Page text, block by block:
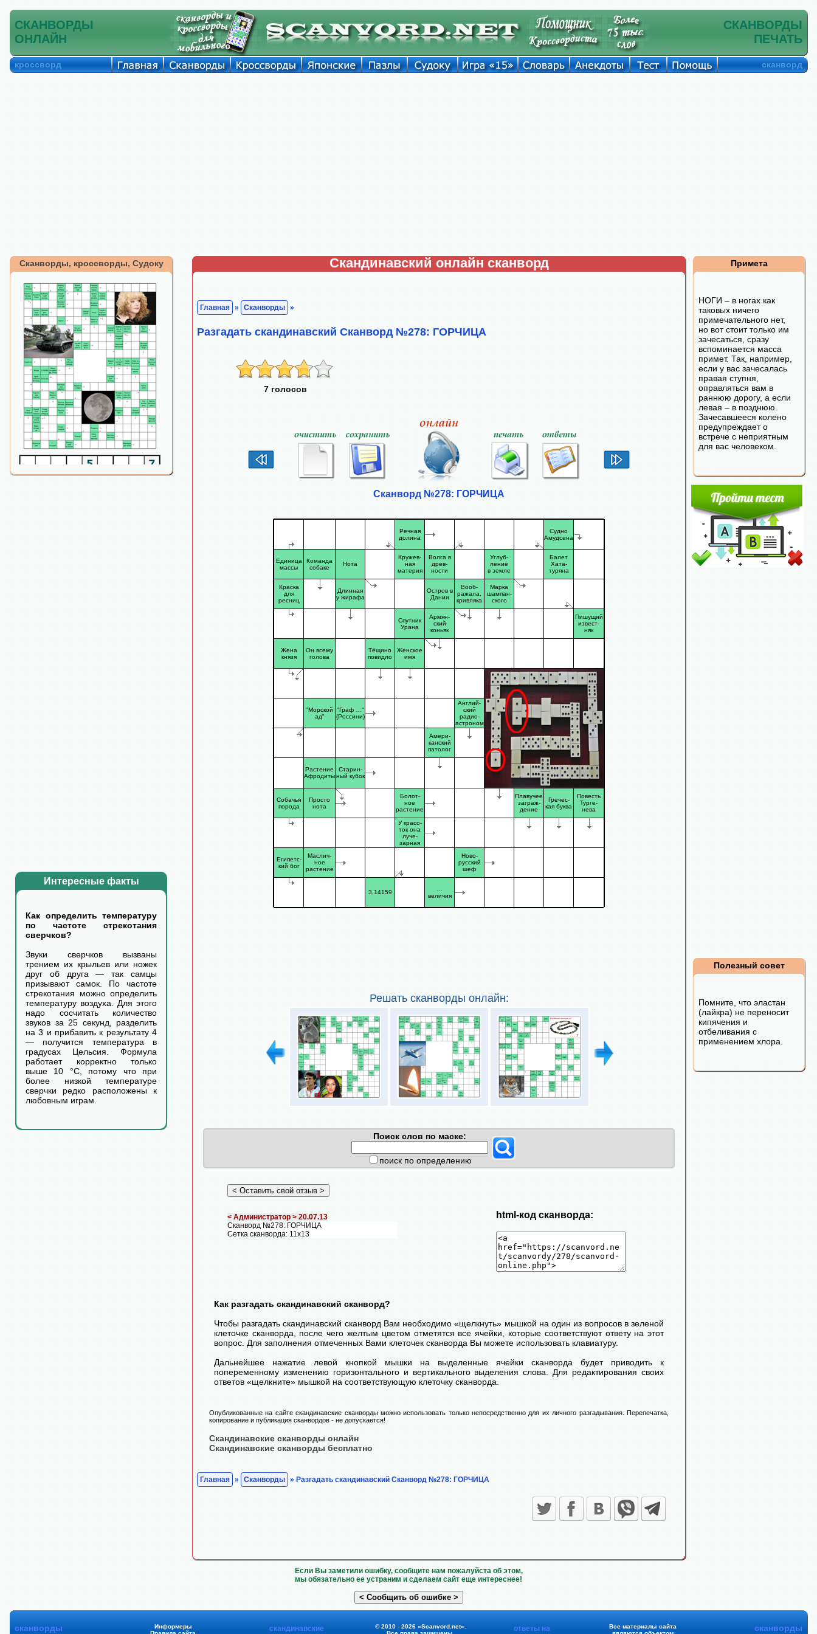
СКАНВОРДЫ
ОНЛАЙН
СКАНВОРДЫ
ПЕЧАТЬ
кроссворд сканворд
Сканворды, кроссворды, Судоку
Интересные факты
Как определить температуру
по частоте стрекотания
сверчков?
Звуки сверчков вызваны
трением их крыльев или ножек
друг об друга — так самцы
призывают самок. По частоте
стрекотания можно определить
температуру воздуха. Для этого
надо сосчитать количество
звуков за 25 секунд, разделить
на 3 и прибавить к результату 4
— получится температура в
градусах Цельсия. Формула
работает корректно только
выше 10 °C, потому что при
более низкой температуре
сверчки редко расположены к
любовным играм.
Скандинавский онлайн сканворд
Главная » Сканворды »
Разгадать скандинавский Сканворд №278: ГОРЧИЦА
7 голосов
Сканворд №278: ГОРЧИЦА
Речная
долина
Судно
Амудсена
Единица
массы
Команда
собаке
Нота
Кружев-
ная
материя
Волга в
древ-
ности
Углуб-
ление
в земле
Балет
Хата-
туряна
Краска
для
ресниц
Длинная
у жирафа
Остров в
Дании
Вооб-
ражала,
кривляка
Марка
шампан-
ского
Спутник
Урана
Армян-
ский
коньяк
Пишущий
извест-
няк
Жена
князя
Он всему
голова
Тёщино
повидло
Женское
имя
"Морской
ад"
"Граф …"
(Россини)
Англий-
ский
радио-
астроном
Амери-
канский
патолог
Растение
Афродиты
Старин-
ный кубок
Собачья
порода
Просто
нота
Болот-
ное
растение
Плавучее
заграж-
дение
Гречес-
кая буква
Повесть
Турге-
нева
У красо-
ток она
луче-
зарная
Египетс-
кий бог
Маслич-
ное
растение
Ново-
русский
шеф
3,14159
величия
Решать сканворды онлайн:
Поиск слов по маске:
поиск по определению
< Администратор > 20.07.13
Сканворд №278: ГОРЧИЦА
Сетка сканворда: 11х13
html-код сканворда:
Как разгадать скандинавский сканворд?
Чтобы разгадать скандинавский сканворд Вам необходимо «щелкнуть» мышкой на один из вопросов в зеленой
клеточке сканворда, после чего желтым цветом отметятся все ячейки, которые соответствуют ответу на этот
вопрос. Для заполнения отмеченных Вами клеточек сканворда Вы можете использовать клавиатуру.
Дальнейшее нажатие левой кнопкой мышки на выделенные ячейки сканворда будет приводить к
попеременному изменению горизонтального и вертикального выделения слова. Для редактирования своих
ответов «щелкните» мышкой на соответствующую клеточку сканворда.
Опубликованные на сайте скандинавские сканворды можно использовать только непосредственно для их личного разгадывания. Перепечатка,
копирование и публикация сканвордов - не допускается!
Скандинавские сканворды онлайн
Скандинавские сканворды бесплатно
Главная » Сканворды » Разгадать скандинавский Сканворд №278: ГОРЧИЦА
Примета
НОГИ – в ногах как
таковых ничего
примечательного нет,
но вот стоит только им
зачесаться, сразу
вспоминается масса
примет. Так, например,
если у вас зачесалась
правая ступня,
оправляться вам в
раннюю дорогу, а если
левая – в позднюю.
Зачесавшееся колено
предупреждает о
встрече с неприятным
для вас человеком.
Полезный совет
Помните, что эластан
(лайкра) не переносит
кипячения и
отбеливания с
применением хлора.
Если Вы заметили ошибку, сообщите нам пожалуйста об этом,
мы обязательно ее устраним и сделаем сайт еще интереснее!
сканворды
Информеры
скандинавские
© 2010 - 2026 «Scanvord.net».
ответы на
Все материалы сайта
сканворды